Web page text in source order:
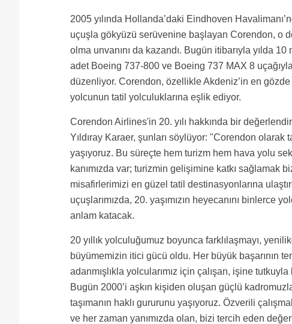
2005 yılında Hollanda’daki Eindhoven
uçuşla gökyüzü serüvenine başlayan Corendon, o
olma unvanını da kazandı. Bugün itibarıyla yılda
adet Boeing 737-800 ve Boeing 737 MAX 8
düzenliyor. Corendon, özellikle Akdeniz’in en
yolcunun tatil yolculuklarına eşlik ediyor.
Corendon Airlines'in 20. yılı hakkında bir
Yıldıray Karaer, şunları söylüyor: "Corendon olarak
yaşıyoruz. Bu süreçte hem turizm hem hava yolu
kanımızda var; turizmin gelişimine katkı sağlamak
misafirlerimizi en güzel tatil destinasyonlarına
uçuşlarımızda, 20. yaşımızın heyecanını
anlam katacak.
20 yıllık yolculuğumuz boyunca farklılaşmayı,
büyümemizin itici gücü oldu. Her büyük başarının
adanmışlıkla yolcularımız için çalışan, işine
Bugün 2000’i aşkın kişiden oluşan güçlü
taşımanın haklı gururunu yaşıyoruz. Özverili
ve her zaman yanımızda olan, bizi tercih eden